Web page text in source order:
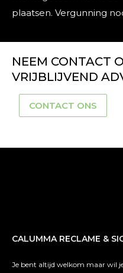
plaatsen. Vergunning
NEEM CONTACT
VRIJBLIJVEND
CONTACT ONS
CALUMMA RECLAME &
Je bent altijd welkom maar wil